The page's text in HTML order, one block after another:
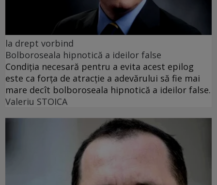
la drept vorbind
Bolboroseala hipnotică a ideilor false
Condiția necesară pentru a evita acest epilog
este ca forța de atracție a adevărului să fie mai
mare decît bolboroseala hipnotică a ideilor false.
Valeriu STOICA